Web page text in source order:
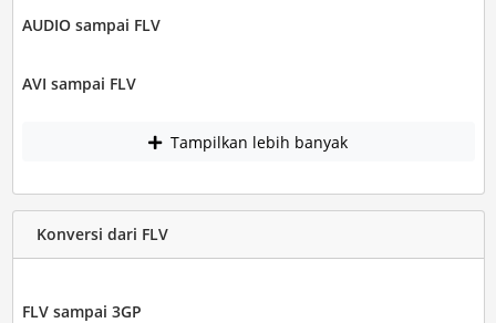
AUDIO sampai FLV
AVI sampai FLV
Tampilkan lebih banyak
Konversi dari FLV
FLV sampai 3GP